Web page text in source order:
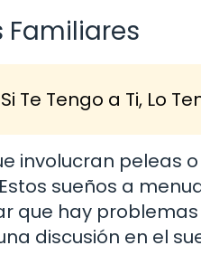
Si Te Tengo a Ti, Lo
involucran peleas
sueños a
que hay
discusión en el